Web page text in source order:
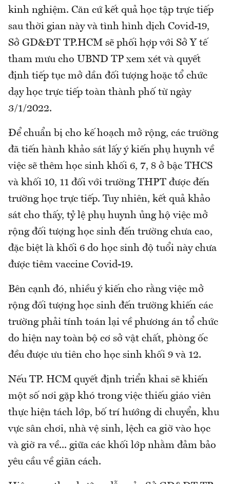
kinh nghiệm. Căn cứ kết quả học tập trực tiếp
sau thời gian này và tình hình dịch Covid-19,
Sở GD&ĐT TP.HCM sẽ phối hợp với Sở Y tế
tham mưu cho UBND TP xem xét và quyết
định tiếp tục mở dần đối tượng hoặc tổ chức
dạy học trực tiếp toàn thành phố từ ngày
3/1/2022.
Để chuẩn bị cho kế hoạch mở rộng, các trường
đã tiến hành khảo sát lấy ý kiến phụ huynh về
việc sẽ thêm học sinh khối 6, 7, 8 ở bậc THCS
và khối 10, 11 đối với trường THPT được đến
trường học trực tiếp. Tuy nhiên, kết quả khảo
sát cho thấy, tỷ lệ phụ huynh ủng hộ việc mở
rộng đối tượng học sinh đến trường chưa cao,
đặc biệt là khối 6 do học sinh độ tuổi này chưa
được tiêm vaccine Covid-19.
Bên cạnh đó, nhiều ý kiến cho rằng việc mở
rộng đối tượng học sinh đến trường khiến các
trường phải tính toán lại về phương án tổ chức
do hiện nay toàn bộ cơ sở vật chất, phòng ốc
đều được ưu tiên cho học sinh khối 9 và 12.
Nếu TP. HCM quyết định triển khai sẽ khiến
một số nơi gặp khó trong việc thiếu giáo viên
thực hiện tách lớp, bố trí hướng di chuyển, khu
vực sân chơi, nhà vệ sinh, lệch ca giờ vào học
và giờ ra về... giữa các khối lớp nhằm đảm bảo
yêu cầu về giãn cách.